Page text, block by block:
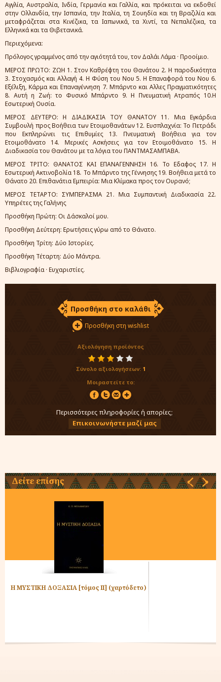
Αγγλία, Αυστραλία, Ινδία, Γερμανία και Γαλλία, και πρόκειται να εκδοθεί
στην Ολλανδία, την Ισπανία, την Ιταλία, τη Σουηδία και τη Βραζιλία και
μεταφράζεται στα Κινέζικα, τα Ιαπωνικά, τα Χιντί, τα Νεπαλέζικα, τα
Ελληνικά και τα Θιβετανικά.
Περιεχόμενα:
Πρόλογος γραμμένος από την αγιότητά του, τον Δαλάι Λάμα · Προοίμιο.
ΜΕΡΟΣ ΠΡΩΤΟ: ΖΩΗ 1. Στον Καθρέφτη του Θανάτου 2. Η παροδικότητα
3. Στοχασμός και Αλλαγή 4. Η Φύση του Νου 5. Η Επαναφορά του Νου 6.
Εξέλιξη, Κάρμα και Επαναγέννηση 7. Μπάρντο και Αλλες Πραγματικότητες
8. Αυτή η Ζωή: το Φυσικό Μπάρντο 9. Η Πνευματική Ατραπός 10.Η
Εσωτερική Ουσία.
ΜΕΡΟΣ ΔΕΥΤΕΡΟ: Η ΔΙΑΔΙΚΑΣΙΑ ΤΟΥ ΘΑΝΑΤΟΥ 11. Μια Εγκάρδια
Συμβουλή προς Βοήθεια των Ετοιμοθανάτων 12. Ευσπλαχνία: Το Πετράδι
που Εκπληρώνει τις Επιθυμίες 13. Πνευματική Βοήθεια για τον
Ετοιμοθάνατο 14. Μερικές Ασκήσεις για τον Ετοιμοθάνατο 15. Η
Διαδικασία του Θανάτου με τα λόγια του ΠΑΝΤΜΑΣΑΜΠΑΒΑ.
ΜΕΡΟΣ ΤΡΙΤΟ: ΘΑΝΑΤΟΣ ΚΑΙ ΕΠΑΝΑΓΕΝΝΗΣΗ 16. Το Εδαφος 17. Η
Εσωτερική Ακτινοβολία 18. Το Μπάρντο της Γέννησης 19. Βοήθεια μετά το
Θάνατο 20. Επιθανάτια Εμπειρία: Μια Κλίμακα προς τον Ουρανό;
ΜΕΡΟΣ ΤΕΤΑΡΤΟ: ΣΥΜΠΕΡΑΣΜΑ 21. Μια Συμπαντική Διαδικασία 22.
Υπηρέτες της Γαλήνης
Προσθήκη Πρώτη: Οι Δάσκαλοί μου.
Προσθήκη Δεύτερη: Ερωτήσεις γύρω από το Θάνατο.
Προσθήκη Τρίτη: Δύο Ιστορίες.
Προσθήκη Τέταρτη: Δύο Μάντρα.
Βιβλιογραφία · Ευχαριστίες.
Προσθήκη στο καλάθι
Προσθήκη στη wishlist
Αξιολόγηση προϊόντος
Σύνολο αξιολογήσεων: 1
Μοιραστείτε το:
Περισσότερες πληροφορίες ή απορίες;
Επικοινωνήστε μαζί μας
Δείτε επίσης
Η ΜΥΣΤΙΚΗ ΔΟΞΑΣΙΑ [τόμος ΙΙ] (χαρτόδετο)
‹ ›